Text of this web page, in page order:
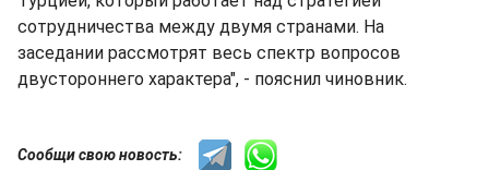
сотрудничества между двумя странами. На
заседании рассмотрят весь спектр вопросов
двустороннего характера", - пояснил чиновник.
Сообщи свою новость: